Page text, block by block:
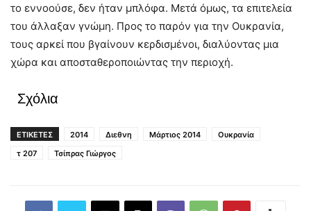
το εννοούσε, δεν ήταν μπλόφα. Μετά όμως, τα επιτελεία
του άλλαξαν γνώμη. Προς το παρόν για την Ουκρανία,
τους αρκεί που βγαίνουν κερδισμένοι, διαλύοντας μια
χώρα και αποσταθεροποιώντας την περιοχή.
Σχόλια
ΕΤΙΚΕΤΕΣ 2014 Διεθνη Μάρτιος 2014
Ουκρανία
τ 207
Τσίπρας Γιώργος